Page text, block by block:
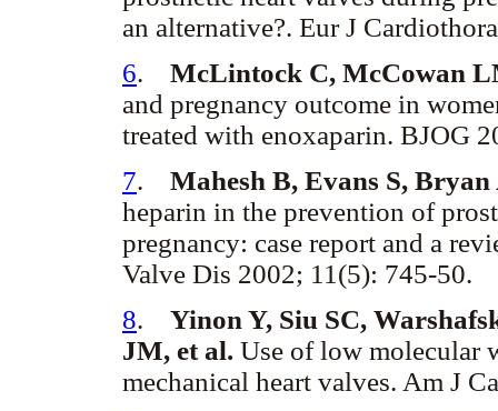
an alternative?. Eur J
6. McLintock C, McCowan
and pregnancy outcome in
treated with enoxaparin. BJOG
7. Mahesh B, Evans S,
heparin in the prevention of
pregnancy: case report and a
Valve Dis 2002; 11(5): 745-50.
8. Yinon Y, Siu SC,
JM, et al. Use of low molecular
mechanical heart valves. Am J